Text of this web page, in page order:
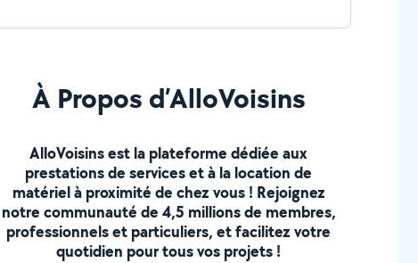
À Propos d’AlloVoisins
AlloVoisins est la plateforme dédiée aux
prestations de services et à la location de
matériel à proximité de chez vous ! Rejoignez
notre communauté de 4,5 millions de membres,
professionnels et particuliers, et facilitez votre
quotidien pour tous vos projets !